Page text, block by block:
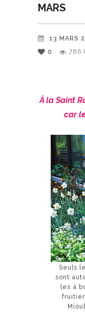
MARS
13 MARS
0
786
À la Saint
car
Seuls
sont
les à